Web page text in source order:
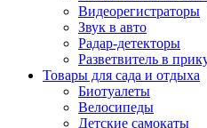
Видеорегистраторы
Звук в авто
Радар-детекторы
Разветвитель в
Товары для сада и отдыха
Биотуалеты
Велосипеды
Детские самокаты